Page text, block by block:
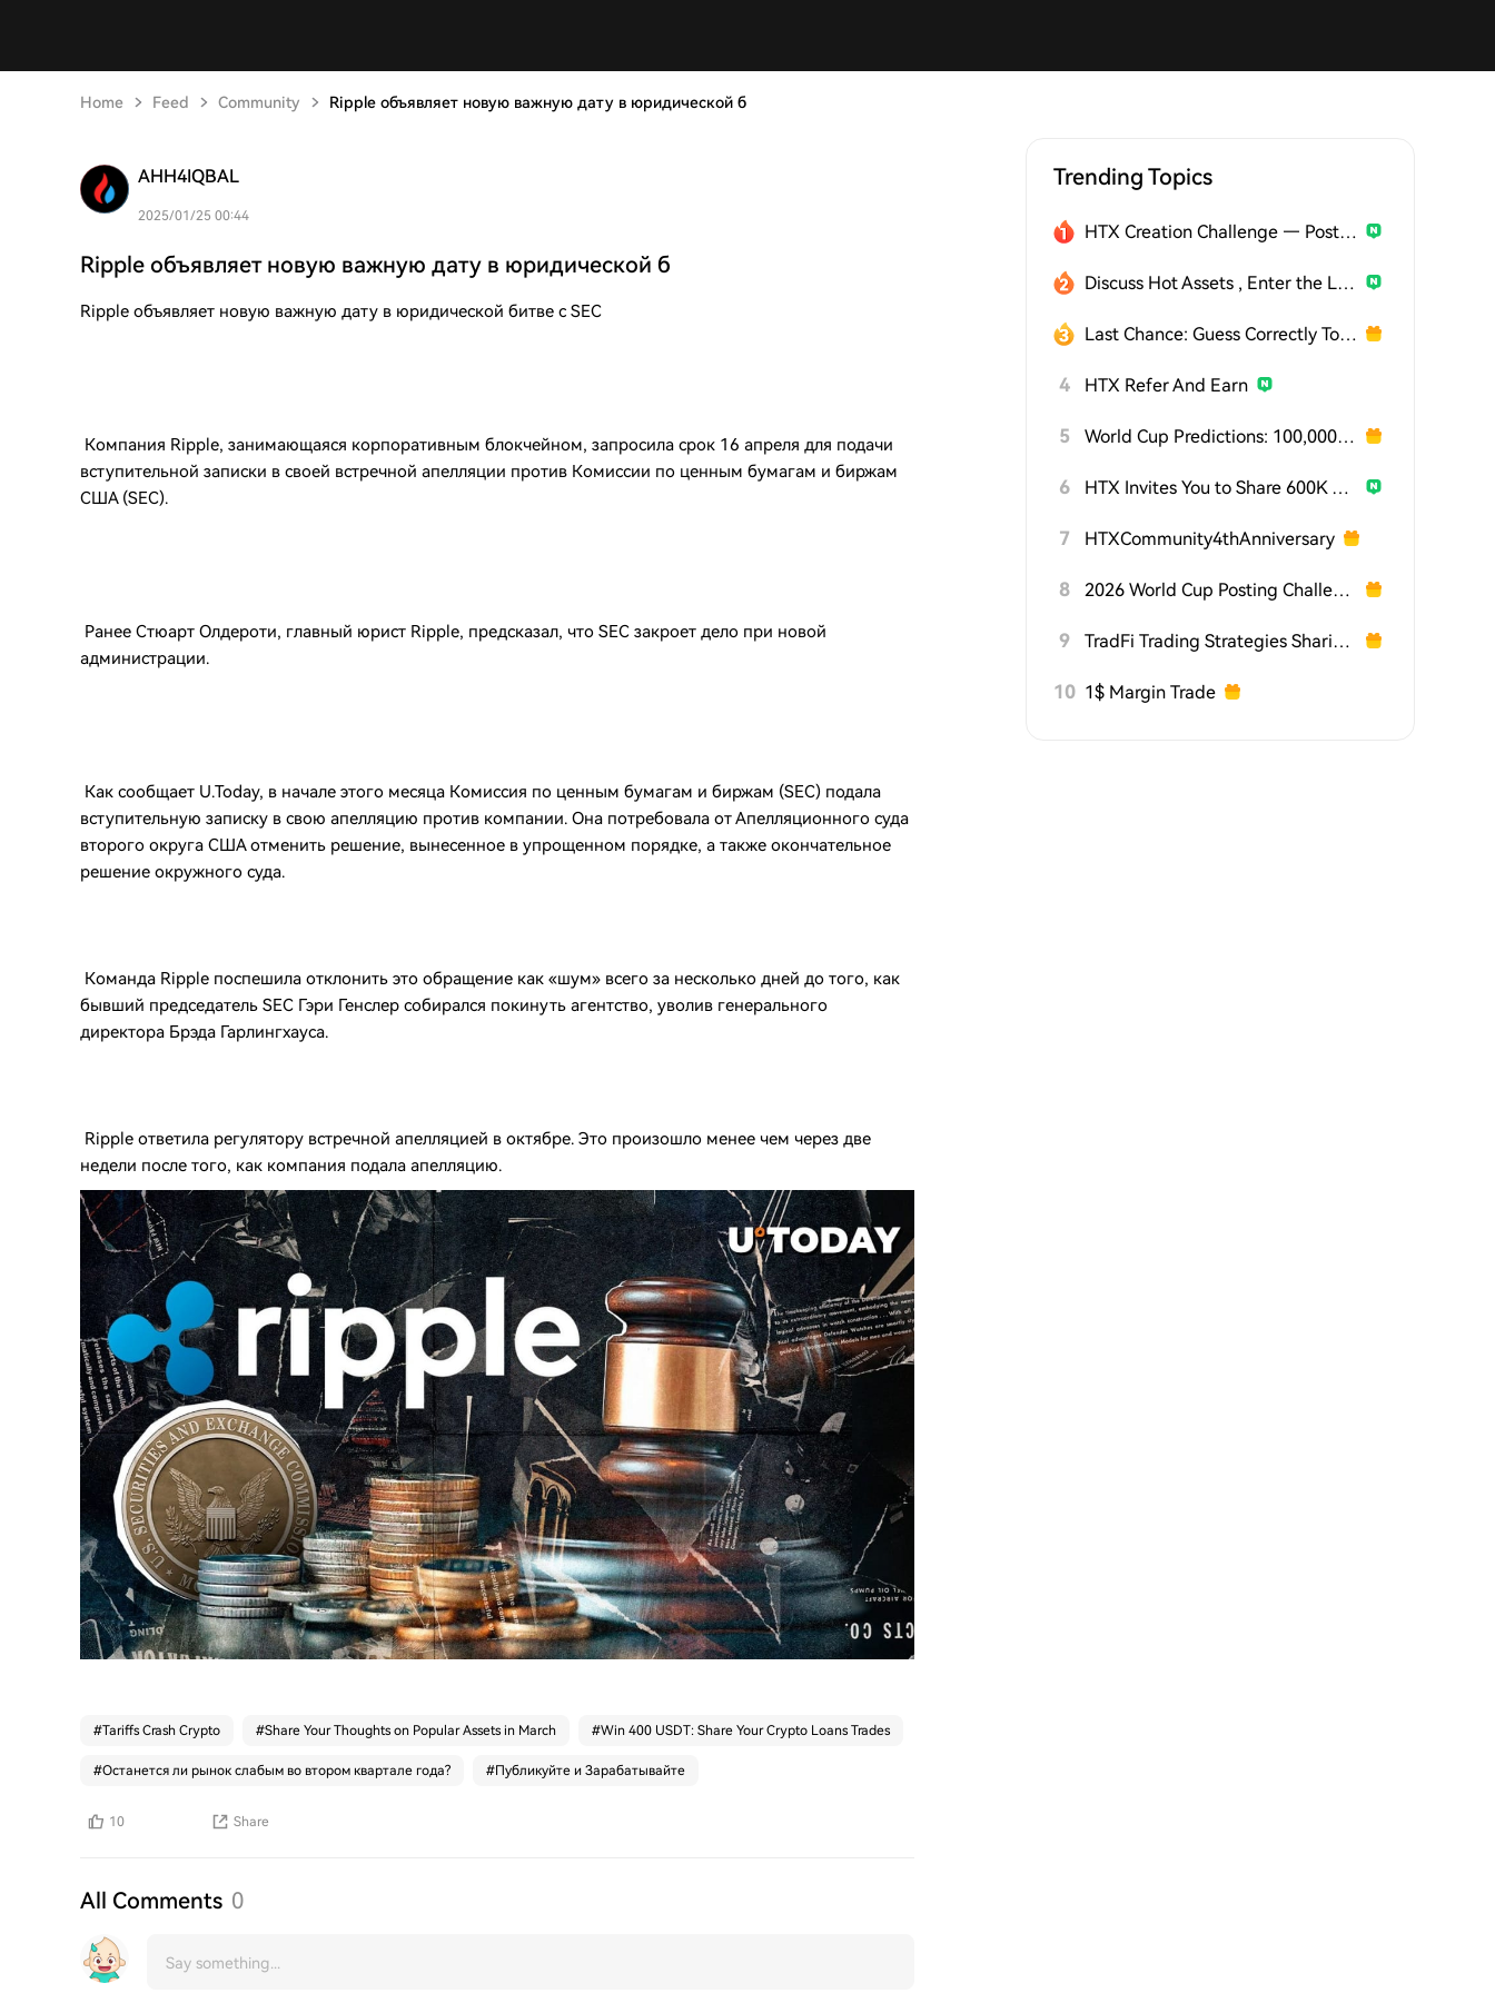
Home Feed Community Ripple объявляет новую важную дату в юридической б
AHH4IQBAL
2025/01/25 00:44
Ripple объявляет новую важную дату в юридической б
Ripple объявляет новую важную дату в юридической битве с SEC
Компания Ripple, занимающаяся корпоративным блокчейном, запросила срок 16 апреля для подачи
вступительной записки в своей встречной апелляции против Комиссии по ценным бумагам и биржам
США (SEC).
Ранее Стюарт Олдероти, главный юрист Ripple, предсказал, что SEC закроет дело при новой
администрации.
Как сообщает U.Today, в начале этого месяца Комиссия по ценным бумагам и биржам (SEC) подала
вступительную записку в свою апелляцию против компании. Она потребовала от Апелляционного суда
второго округа США отменить решение, вынесенное в упрощенном порядке, а также окончательное
решение окружного суда.
Команда Ripple поспешила отклонить это обращение как «шум» всего за несколько дней до того, как
бывший председатель SEC Гэри Генслер собирался покинуть агентство, уволив генерального
директора Брэда Гарлингхауса.
Ripple ответила регулятору встречной апелляцией в октябре. Это произошло менее чем через две
недели после того, как компания подала апелляцию.
#Tariffs Crash Crypto #Share Your Thoughts on Popular Assets in March #Win 400 USDT: Share Your Crypto Loans Trades
#Останется ли рынок слабым во втором квартале года? #Публикуйте и Зарабатывайте
10 Share
All Comments 0
Trending Topics
HTX Creation Challenge — Post and Win 1,500U
Discuss Hot Assets , Enter the Lucky Draw
Last Chance: Guess Correctly Today and Win More
4 HTX Refer And Earn
5 World Cup Predictions: 100,000 USDT Daily
6 HTX Invites You to Share 600K USDT in Gift Packs
7 HTXCommunity4thAnniversary
8 2026 World Cup Posting Challenge on HTX Square
9 TradFi Trading Strategies Sharing Challenge
10 1$ Margin Trade